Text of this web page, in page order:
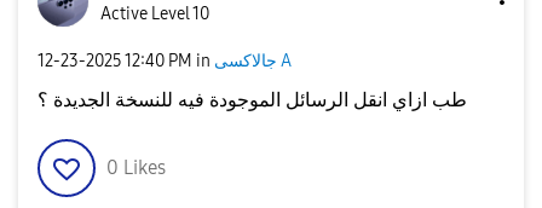
Active Level 10
‎12-23-202512:40 PM in جالاكسى A
طب ازاي انقل الرسائل الموجودة فيه للنسخة الجديدة ؟
0 Likes